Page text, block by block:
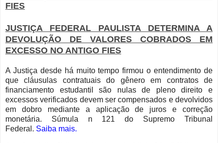
FIES
JUSTIÇA FEDERAL PAULISTA DETERMINA A
DEVOLUÇÃO DE VALORES COBRADOS EM
EXCESSO NO ANTIGO FIES
A Justiça desde há muito tempo firmou o entendimento de
que cláusulas contratuais do gênero em contratos de
financiamento estudantil são nulas de pleno direito e
excessos verificados devem ser compensados e devolvidos
em dobro mediante a aplicação de juros e correção
monetária. Súmula n 121 do Supremo Tribunal
Federal. Saiba mais.